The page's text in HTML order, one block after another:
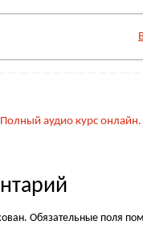
аудио курс
Обязательные поля